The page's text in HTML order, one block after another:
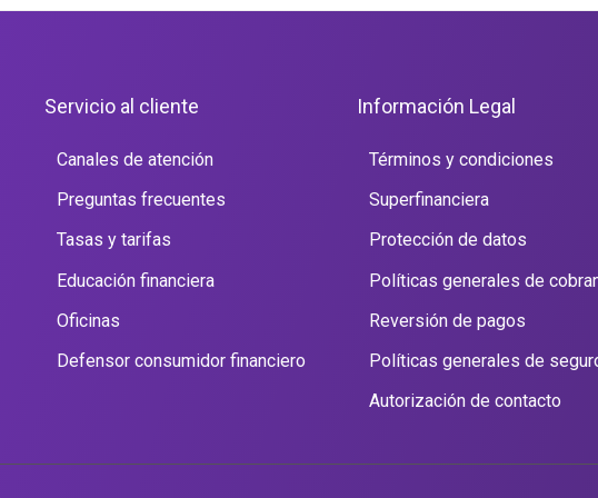
Servicio al cliente
Canales de atención
Preguntas frecuentes
Tasas y tarifas
Educación financiera
Oficinas
Defensor consumidor financiero
Información Legal
Términos y condiciones
Superfinanciera
Protección de datos
Políticas generales de
Reversión de pagos
Políticas generales de
Autorización de contacto